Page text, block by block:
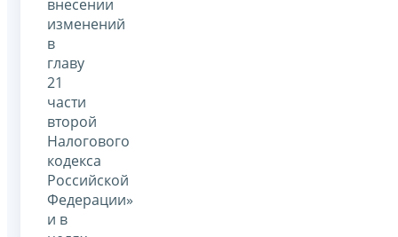
внесении
изменений
в
главу
21
части
второй
Налогового
кодекса
Российской
Федерации»
и в